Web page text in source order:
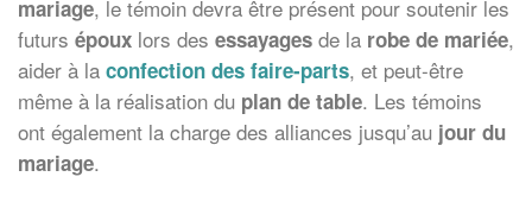
mariage, le témoin devra être présent pour soutenir les
futurs époux lors des essayages de la robe de mariée,
aider à la confection des faire-parts, et peut-être
même à la réalisation du plan de table. Les témoins
ont également la charge des alliances jusqu’au jour du
mariage.